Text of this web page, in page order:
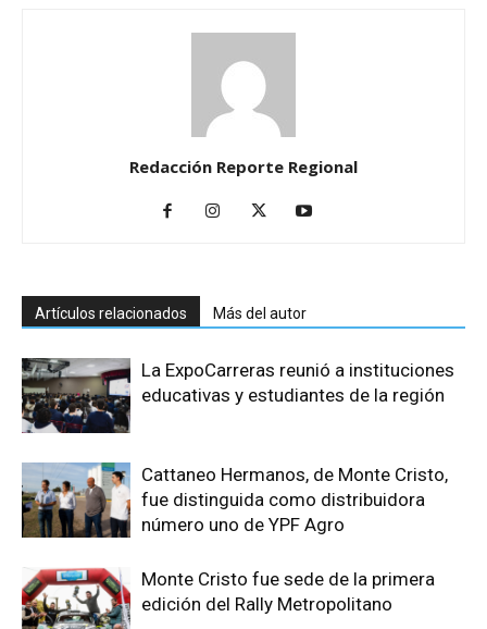
Redacción Reporte Regional
Artículos relacionados Más del autor
La ExpoCarreras reunió a instituciones
educativas y estudiantes de la región
Cattaneo Hermanos, de Monte Cristo,
fue distinguida como distribuidora
número uno de YPF Agro
Monte Cristo fue sede de la primera
edición del Rally Metropolitano